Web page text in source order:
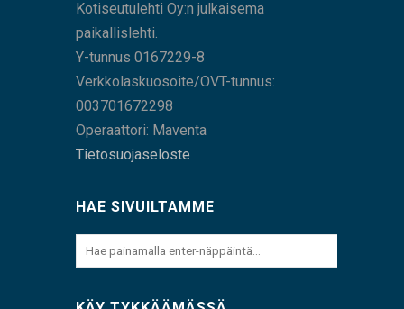
Kotiseutulehti Oy:n julkaisema
paikallislehti.
Y-tunnus 0167229-8
Verkkolaskuosoite/OVT-tunnus:
003701672298
Operaattori: Maventa
Tietosuojaseloste
HAE SIVUILTAMME